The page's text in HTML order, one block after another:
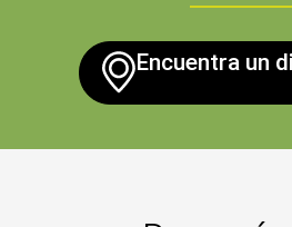
Encuentra un